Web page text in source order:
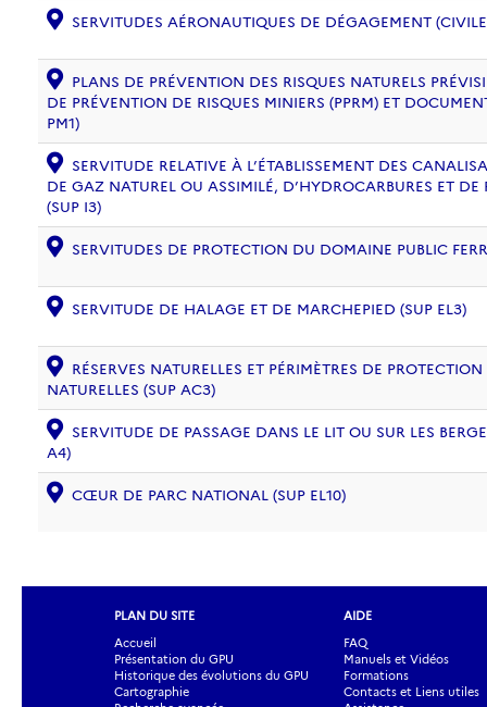
SERVITUDES AÉRONAUTIQUES DE DÉGAGEMENT
PLANS DE PRÉVENTION DES RISQUES NATURELS
DE PRÉVENTION DE RISQUES MINIERS (PPRM) ET
PM1)
SERVITUDE RELATIVE À L’ÉTABLISSEMENT DES
DE GAZ NATUREL OU ASSIMILÉ, D’HYDROCARBURES ET
(SUP I3)
SERVITUDES DE PROTECTION DU DOMAINE PUBLIC
SERVITUDE DE HALAGE ET DE MARCHEPIED (SUP EL3)
RÉSERVES NATURELLES ET PÉRIMÈTRES DE
NATURELLES (SUP AC3)
SERVITUDE DE PASSAGE DANS LE LIT OU SUR LES
A4)
CŒUR DE PARC NATIONAL (SUP EL10)
PLAN DU SITE
Accueil
Présentation du GPU
Historique des évolutions du GPU
Cartographie
AIDE
FAQ
Manuels et Vidéos
Formations
Contacts et Liens utiles